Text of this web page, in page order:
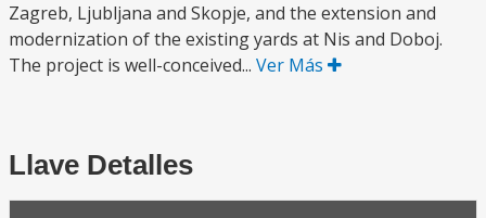
Zagreb, Ljubljana and Skopje, and the extension and
modernization of the existing yards at Nis and Doboj.
The project is well-conceived... Ver Más
Llave Detalles